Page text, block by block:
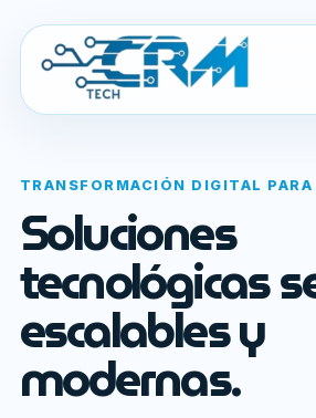
TRANSFORMACIÓN DIGITAL PARA
Soluciones
tecnológicas
escalables y
modernas.